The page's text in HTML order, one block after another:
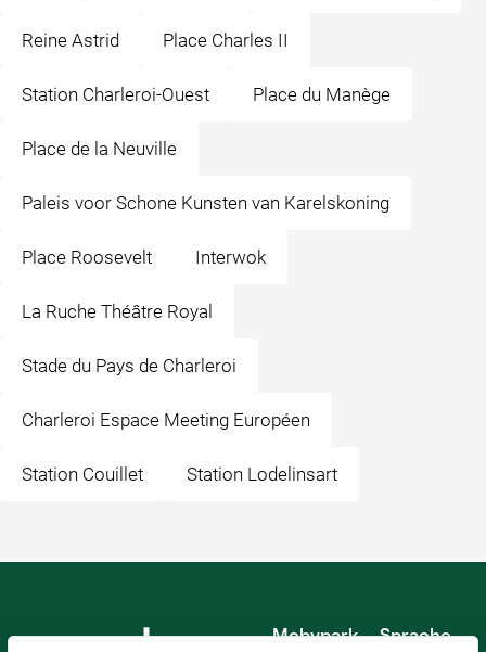
Reine Astrid Place Charles II
Station Charleroi-Ouest Place du Manège
Place de la Neuville
Paleis voor Schone Kunsten van Karelskoning
Place Roosevelt Interwok
La Ruche Théâtre Royal
Stade du Pays de Charleroi
Charleroi Espace Meeting Européen
Station Couillet Station Lodelinsart
Mobypark
Sprache